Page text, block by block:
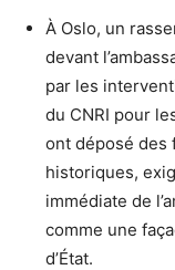
À Oslo, un
devant
par les
du CNRI pour
ont déposé des
historiques,
immédiate de
comme une
d’État.